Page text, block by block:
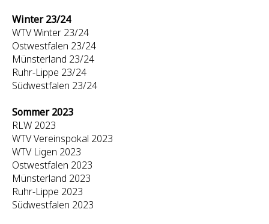
Winter 23/24
WTV Winter 23/24
Ostwestfalen 23/24
Münsterland 23/24
Ruhr-Lippe 23/24
Südwestfalen 23/24
Sommer 2023
RLW 2023
WTV Vereinspokal 2023
WTV Ligen 2023
Ostwestfalen 2023
Münsterland 2023
Ruhr-Lippe 2023
Südwestfalen 2023